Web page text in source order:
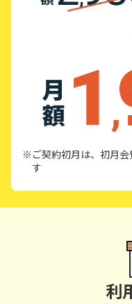
※ご契約初月は、初月会
す
利